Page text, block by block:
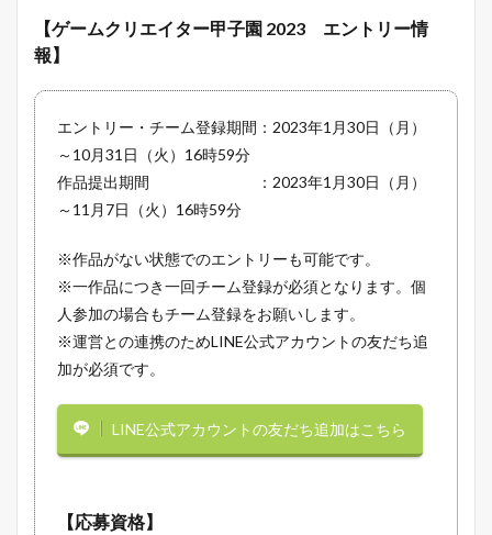
【ゲームクリエイター甲子園 2023 エントリー情
報】
エントリー・チーム登録期間：2023年1月30日（月）
～10月31日（火）16時59分
作品提出期間 ：2023年1月30日（月）
～11月7日（火）16時59分
※作品がない状態でのエントリーも可能です。
※一作品につき一回チーム登録が必須となります。個
人参加の場合もチーム登録をお願いします。
※運営との連携のためLINE公式アカウントの友だち追
加が必須です。
LINE公式アカウントの友だち追加はこちら
【応募資格】